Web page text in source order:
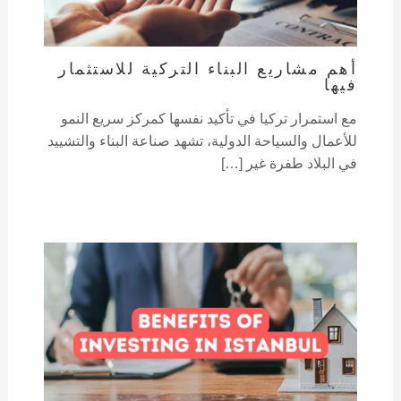
أهم مشاريع البناء التركية للاستثمار
فيها
مع استمرار تركيا في تأكيد نفسها كمركز سريع النمو
للأعمال والسياحة الدولية، تشهد صناعة البناء والتشييد
في البلاد طفرة غير […]